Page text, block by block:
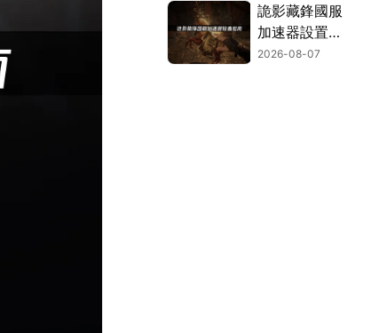
巧！
詭影藏鋒國服
加速器設置指
南！
2026-08-07